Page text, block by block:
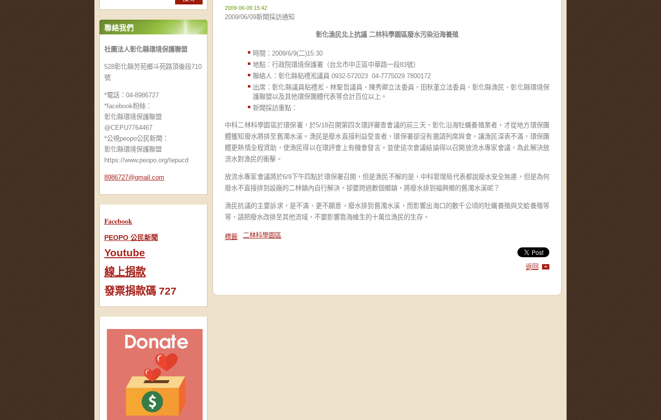
聯絡我們
社團法人彰化縣環境保護聯盟
528彰化縣芳苑鄉斗苑路頂後段710
號
*電話：04-8986727
*facebook粉絲：
彰化縣環境保護聯盟
@CEPU7764467
*公視peopo公民新聞：
彰化縣環境保護聯盟
https://www.peopo.org/tepucd
8986727@gmail.com
Facebook
PEOPO 公民新聞
Youtube
線上捐款
發票捐款碼 727
2009-06-09 15:42
2009/06/09新聞採訪通知
彰化漁民北上抗議 二林科學園區廢水污染沿海養殖
時間：2009/6/9(二)15:30
地點：行政院環境保護署（台北市中正區中華路一段83號）
聯絡人：彰化縣粘禮淞議員 0932-572023 04-7775029 7800172
出席：彰化縣議員粘禮淞、林聖哲議員、陳秀卿立法委員、田秋堇立法委員、彰化縣漁民、彰化縣環境保
護聯盟以及其他環保團體代表等合計百位以上。
新聞採訪重點：
中科二林科學園區於環保署，於5/18召開第四次環評審查會議的前三天，彰化沿海牡蠣養殖業者，才從地方環保團
體獲知廢水將排至舊濁水溪。漁民是廢水直接利益受害者，環保署卻沒有邀請列席與會，讓漁民深表不滿，環保團
體更熱情全程資助，使漁民得以在環評會上有機會發言。並使這次會議結論得以召開放流水專家會議，為此解決放
流水對漁民的衝擊。
放流水專家會議將於6/9下午四點於環保署召開，但是漁民不解的是，中科管理局代表都說廢水安全無慮，但是為何
廢水不直接排到設廠的二林鎮內自行解決，卻要跨過數個鄉鎮，將廢水排到福興鄉的舊濁水溪呢？
漁民抗議的主要訴求，是不滿、更不願意，廢水排到舊濁水溪，而影響出海口的數千公頃的牡蠣養殖與文蛤養殖等
等，請把廢水改排至其他流域，不要影響靠海維生的十萬位漁民的生存。
標籤: 二林科學園區
返回